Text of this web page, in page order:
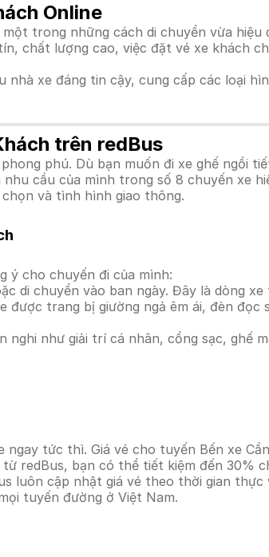
Online
trong những cách di chuyển vừa
chất lượng cao, việc đặt vé xe khách
xe đáng tin cậy, cung cấp các loại
trên redBus
phú. Dù bạn muốn đi xe ghế ngồi
cầu của mình trong số 8 chuyến xe
và tình hình giao thông.
ý cho chuyến đi của mình:
di chuyển vào ban ngày. Đây là dòng
được trang bị giường ngả êm ái, đèn
nghi như giải trí cá nhân, cổng sạc, ghế
ngay tức thì. Giá vé cho tuyến Bến xe
redBus, bạn có thể tiết kiệm đến 30%
luôn cập nhật giá vé theo thời gian
tuyến đường ở Việt Nam.